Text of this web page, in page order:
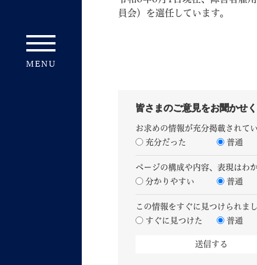
員会）を選任しています。
皆さまのご意見をお聞かせ
お求めの情報が充分掲載されて
充分だった
普通
ページの構成や内容、表現はわ
分かりやすい
普通
この情報をすぐに見つけられま
すぐに見つけた
普通